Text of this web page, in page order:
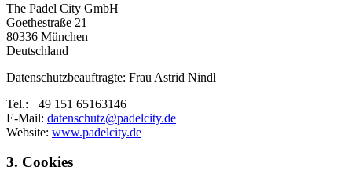
The Padel City GmbH
Goethestraße 21
80336 München
Deutschland
Datenschutzbeauftragte: Frau Astrid Nindl
Tel.: +49 151 65163146
E-Mail: datenschutz@padelcity.de
Website: www.padelcity.de
3. Cookies